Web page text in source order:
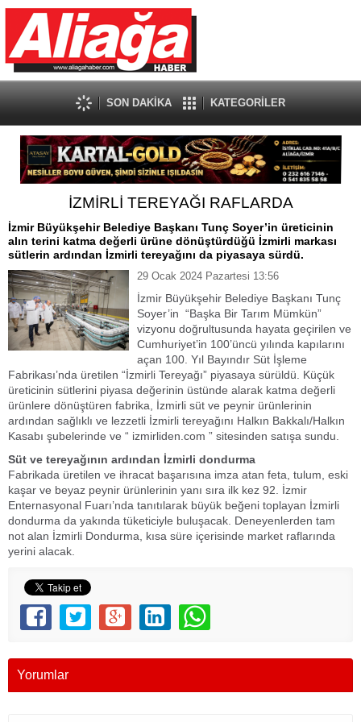
SON DAKİKA KATEGORİLER
İZMİRLİ TEREYAĞI RAFLARDA
İzmir Büyükşehir Belediye Başkanı Tunç Soyer’in üreticinin
alın terini katma değerli ürüne dönüştürdüğü İzmirli markası
sütlerin ardından İzmirli tereyağını da piyasaya sürdü.
29 Ocak 2024 Pazartesi 13:56
İzmir Büyükşehir Belediye Başkanı Tunç
Soyer’in “Başka Bir Tarım Mümkün”
vizyonu doğrultusunda hayata geçirilen ve
Cumhuriyet’in 100’üncü yılında kapılarını
açan 100. Yıl Bayındır Süt İşleme
Fabrikası’nda üretilen “İzmirli Tereyağı” piyasaya sürüldü. Küçük
üreticinin sütlerini piyasa değerinin üstünde alarak katma değerli
ürünlere dönüştüren fabrika, İzmirli süt ve peynir ürünlerinin
ardından sağlıklı ve lezzetli İzmirli tereyağını Halkın Bakkalı/Halkın
Kasabı şubelerinde ve “ izmirliden.com ” sitesinden satışa sundu.
Süt ve tereyağının ardından İzmirli dondurma
Fabrikada üretilen ve ihracat başarısına imza atan feta, tulum, eski
kaşar ve beyaz peynir ürünlerinin yanı sıra ilk kez 92. İzmir
Enternasyonal Fuarı’nda tanıtılarak büyük beğeni toplayan İzmirli
dondurma da yakında tüketiciyle buluşacak. Deneyenlerden tam
not alan İzmirli Dondurma, kısa süre içerisinde market raflarında
yerini alacak.
Yorumlar